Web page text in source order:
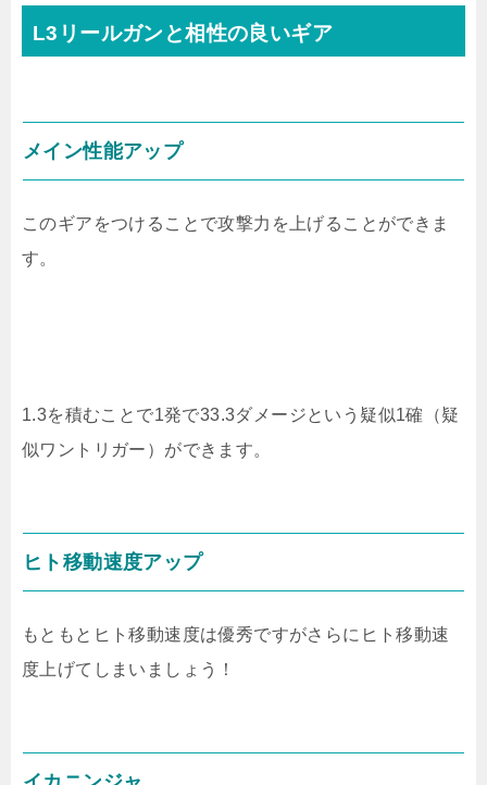
L3リールガンと相性の良いギア
メイン性能アップ
このギアをつけることで攻撃力を上げることができま
す。
1.3を積むことで1発で33.3ダメージという疑似1確（疑
似ワントリガー）ができます。
ヒト移動速度アップ
もともとヒト移動速度は優秀ですがさらにヒト移動速
度上げてしまいましょう！